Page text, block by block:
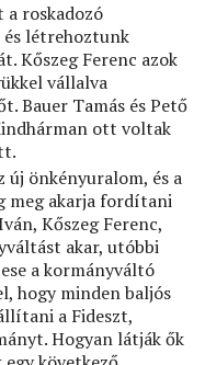
a roskadozó
létrehoztunk
Kőszeg Ferenc azok
vállalva
Bauer Tamás és Pető
ott voltak
új önkényuralom, és a
meg akarja fordítani
Kőszeg Ferenc,
akar, utóbbi
a kormányváltó
hogy minden baljós
a Fideszt,
Hogyan látják ők